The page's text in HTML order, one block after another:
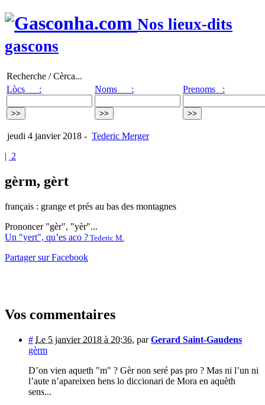
Nos lieux-dits
gascons
Recherche / Cèrca...
Lòcs :
Noms : Prenoms :
jeudi 4 janvier 2018 - Tederic Merger
| 2
gèrm, gèrt
français : grange et prés au bas des montagnes
Prononcer "gèr", "yèr"...
Un "yert", qu’es aco ? Tederic M.
Partager sur Facebook
Vos commentaires
# Le 5 janvier 2018 à 20:36, parGerard Saint-Gaudens
gèrm
D’on vien aqueth "m" ? Gèr non seré pas pro ? Mas ni l’un ni
l’aute n’apareixen hens lo diccionari de Mora en aquèth
sens...